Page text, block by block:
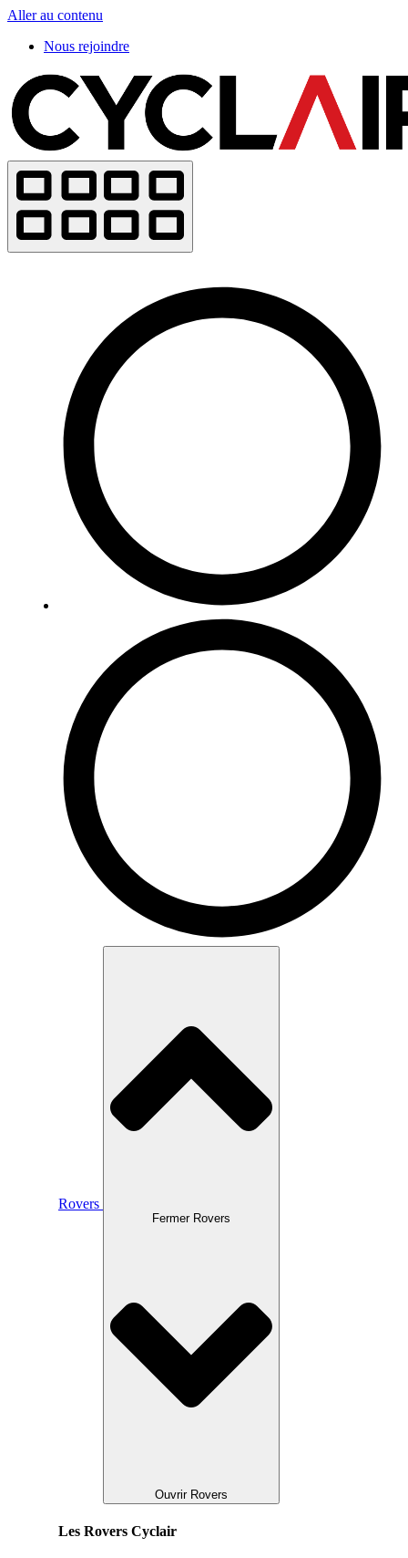
Aller au contenu
Nous rejoindre
Rovers
Fermer Rovers
Ouvrir Rovers
Les Rovers Cyclair